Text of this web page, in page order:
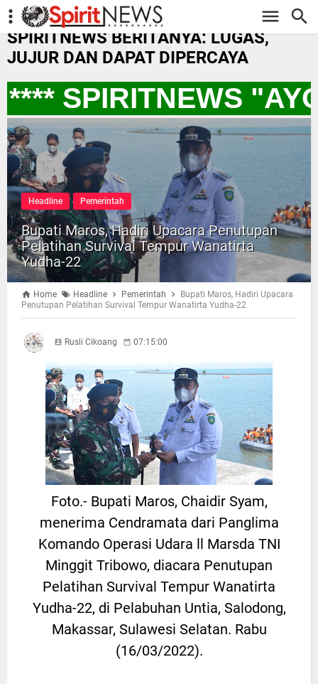
-->
SPIRITNEWS BERITANYA: LUGAS,
JUJUR DAN DAPAT DIPERCAYA
SPIRITNEWS "AYO
Headline Pemerintah
Bupati Maros, Hadiri Upacara Penutupan
Pelatihan Survival Tempur Wanatirta
Yudha-22
Home Headline Pemerintah
Bupati Maros, Hadiri Upacara
Penutupan Pelatihan Survival Tempur Wanatirta Yudha-22
Rusli Cikoang 07:15:00
Foto.- Bupati Maros, Chaidir Syam,
menerima Cendramata dari Panglima
Komando Operasi Udara ll Marsda TNI
Minggit Tribowo, diacara Penutupan
Pelatihan Survival Tempur Wanatirta
Yudha-22, di Pelabuhan Untia, Salodong,
Makassar, Sulawesi Selatan. Rabu
(16/03/2022).